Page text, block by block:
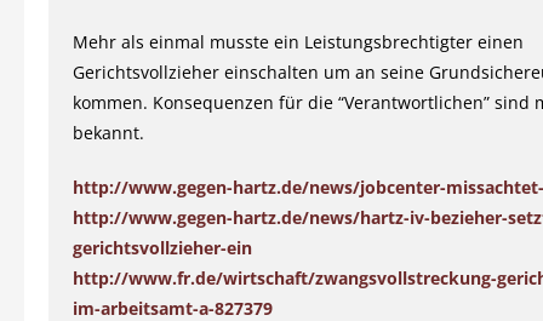
Mehr als einmal musste ein Leistungsbrechtigter einen
Gerichtsvollzieher einschalten um an seine
kommen. Konsequenzen für die “Verantwortlichen” sind
bekannt.
http://www.gegen-hartz.de/news/jobcenter-
http://www.gegen-hartz.de/news/hartz-iv-bezieher-
gerichtsvollzieher-ein
http://www.fr.de/wirtschaft/zwangsvollstreckung-
im-arbeitsamt-a-827379